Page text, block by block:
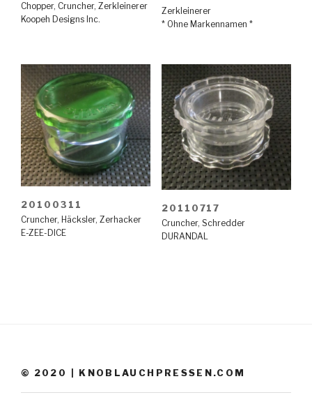
Chopper, Cruncher, Zerkleinerer
Koopeh Designs Inc.
Zerkleinerer
* Ohne Markennamen *
20100311
Cruncher, Häcksler, Zerhacker
E-ZEE-DICE
20110717
Cruncher, Schredder
DURANDAL
© 2020 | KNOBLAUCHPRESSEN.COM